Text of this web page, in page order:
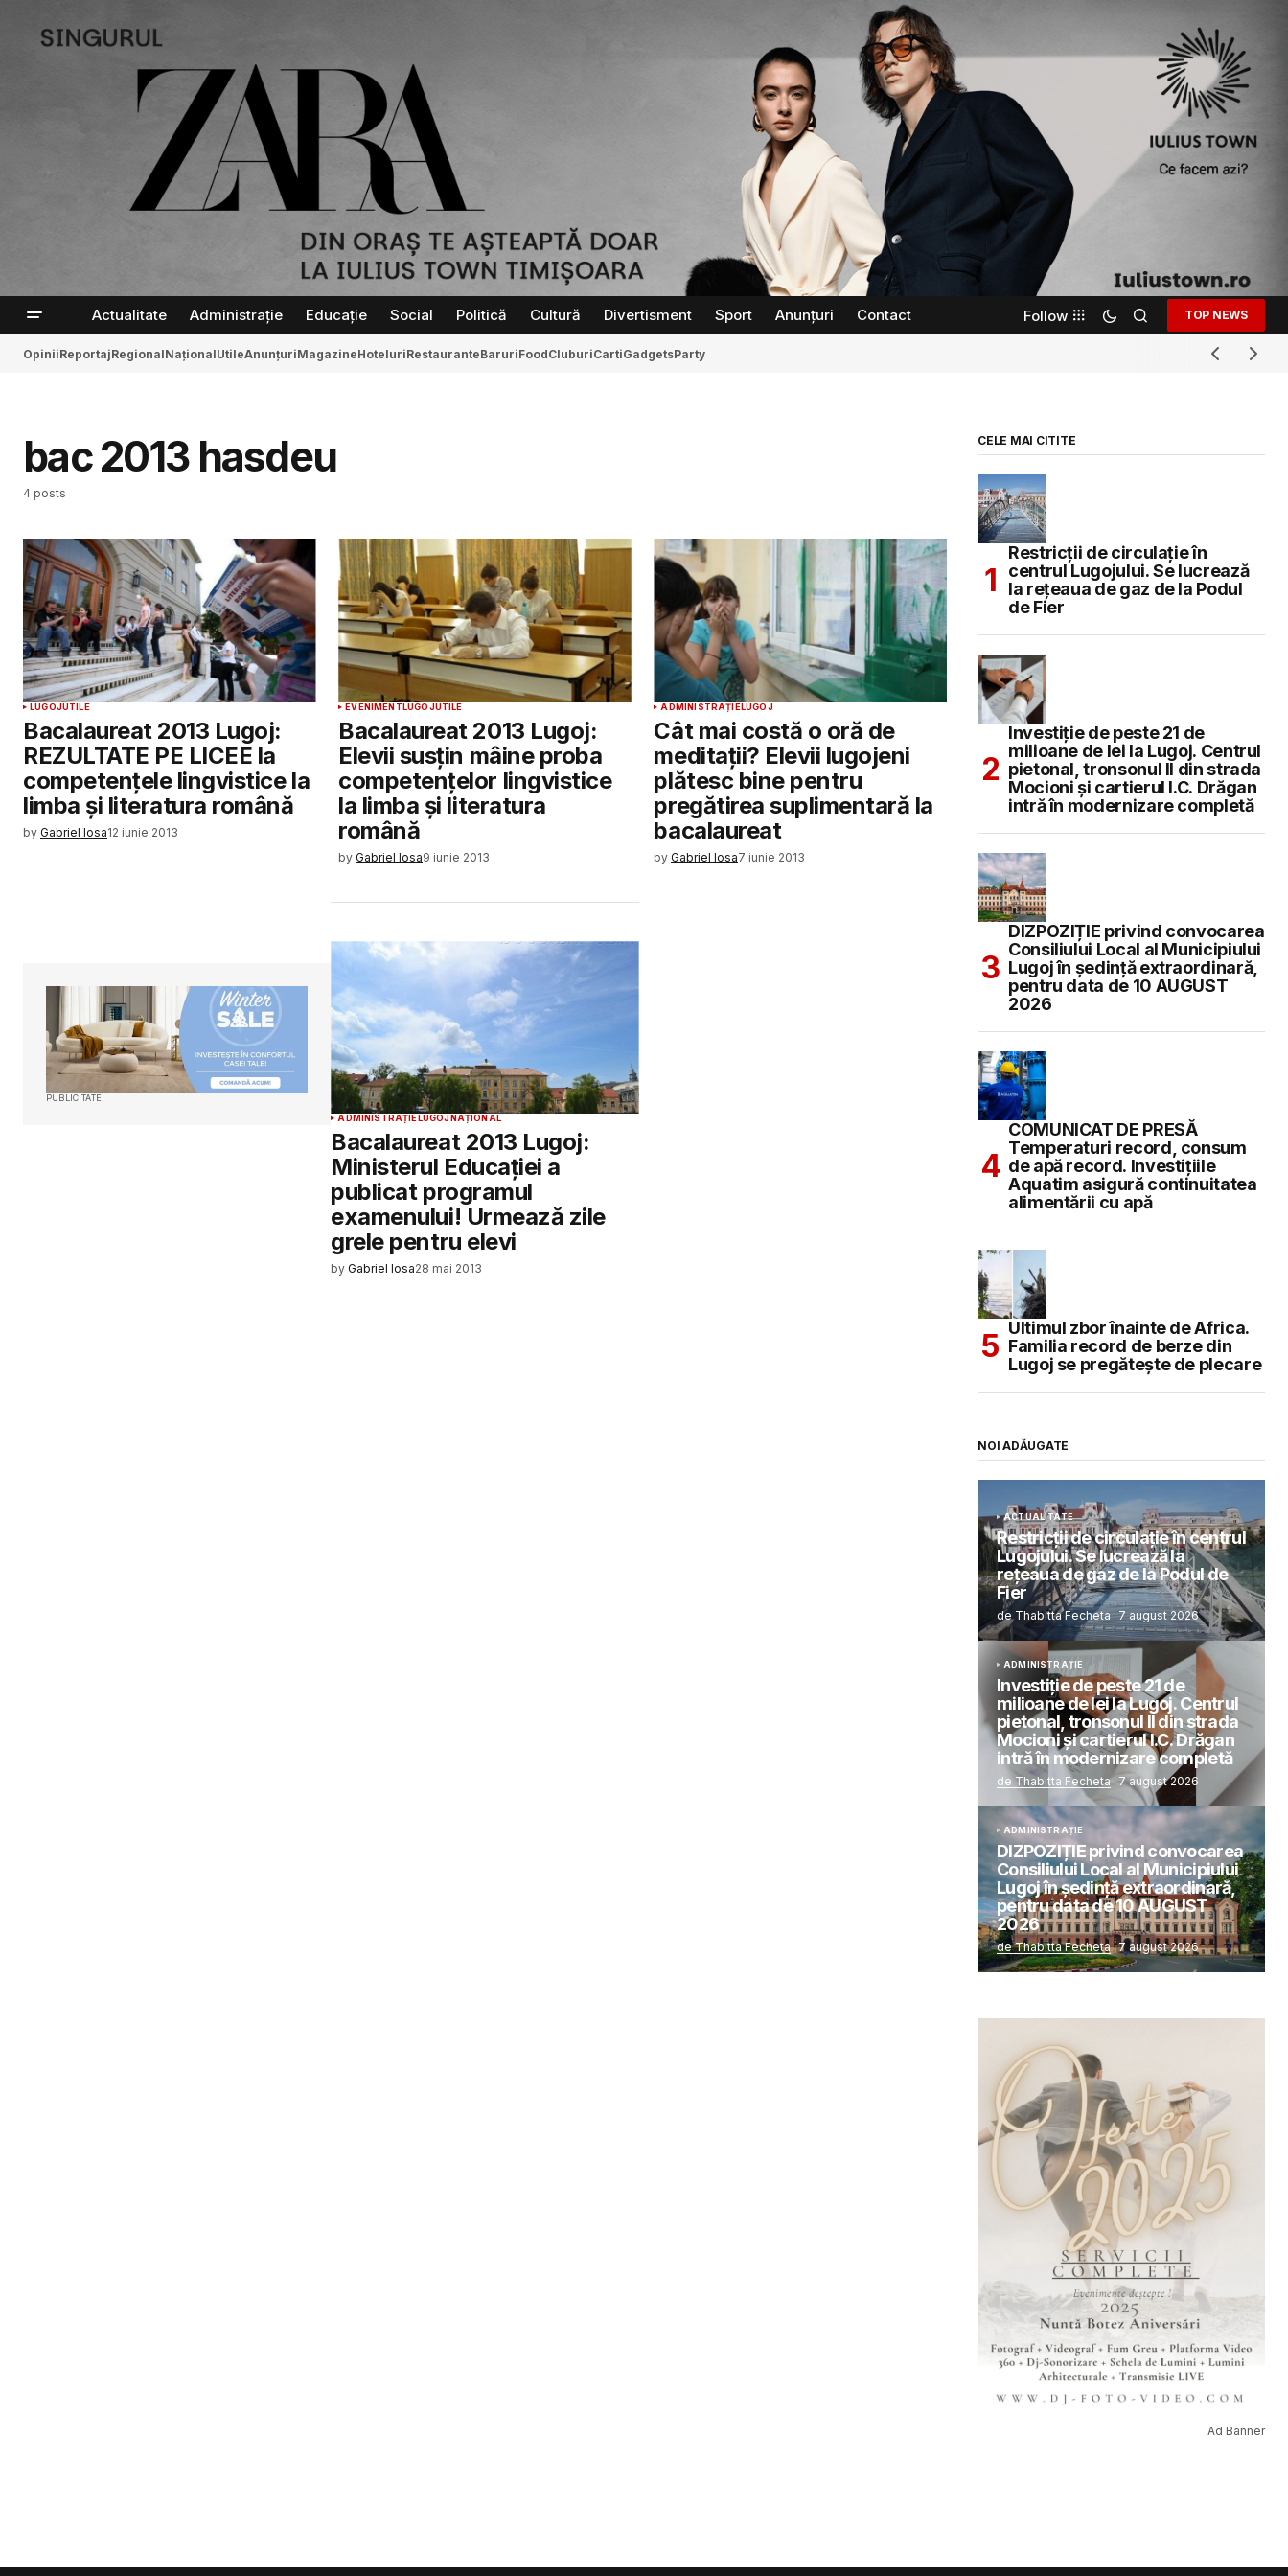
Actualitate Administrație Educație Social Politică Cultură Divertisment Sport Anunțuri Contact Follow TOP NEWS
OpiniiReportajRegionalNaționalUtileAnunțuriMagazineHoteluriRestauranteBaruriFoodCluburiCartiGadgetsParty
bac 2013 hasdeu
4 posts
LUGOJUTILE
Bacalaureat 2013 Lugoj:
REZULTATE PE LICEE la
competențele lingvistice la
limba și literatura română
by Gabriel Iosa12 iunie 2013
EVENIMENTLUGOJUTILE
Bacalaureat 2013 Lugoj:
Elevii susțin mâine proba
competenţelor lingvistice
la limba şi literatura
română
by Gabriel Iosa9 iunie 2013
ADMINISTRAȚIELUGOJ
Cât mai costă o oră de
meditații? Elevii lugojeni
plătesc bine pentru
pregătirea suplimentară la
bacalaureat
by Gabriel Iosa7 iunie 2013
PUBLICITATE
ADMINISTRAȚIELUGOJNAȚIONAL
Bacalaureat 2013 Lugoj:
Ministerul Educației a
publicat programul
examenului! Urmează zile
grele pentru elevi
by Gabriel Iosa28 mai 2013
CELE MAI CITITE
Restricții de circulație în
centrul Lugojului. Se lucrează
la rețeaua de gaz de la Podul
de Fier
Investiție de peste 21 de
milioane de lei la Lugoj. Centrul
pietonal, tronsonul II din strada
Mocioni și cartierul I.C. Drăgan
intră în modernizare completă
DIZPOZIȚIE privind convocarea
Consiliului Local al Municipiului
Lugoj în şedinţă extraordinară,
pentru data de 10 AUGUST
2026
COMUNICAT DE PRESĂ
Temperaturi record, consum
de apă record. Investițiile
Aquatim asigură continuitatea
alimentării cu apă
Ultimul zbor înainte de Africa.
Familia record de berze din
Lugoj se pregătește de plecare
NOI ADĂUGATE
ACTUALITATE
Restricții de circulație în centrul
Lugojului. Se lucrează la
rețeaua de gaz de la Podul de
Fier
de Thabitta Fecheta 7 august 2026
ADMINISTRAȚIE
Investiție de peste 21 de
milioane de lei la Lugoj. Centrul
pietonal, tronsonul II din strada
Mocioni și cartierul I.C. Drăgan
intră în modernizare completă
de Thabitta Fecheta 7 august 2026
ADMINISTRAȚIE
DIZPOZIȚIE privind convocarea
Consiliului Local al Municipiului
Lugoj în şedinţă extraordinară,
pentru data de 10 AUGUST
2026
de Thabitta Fecheta 7 august 2026
Ad Banner